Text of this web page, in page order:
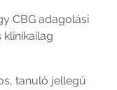
CBG adagolási
tanuló jellegű